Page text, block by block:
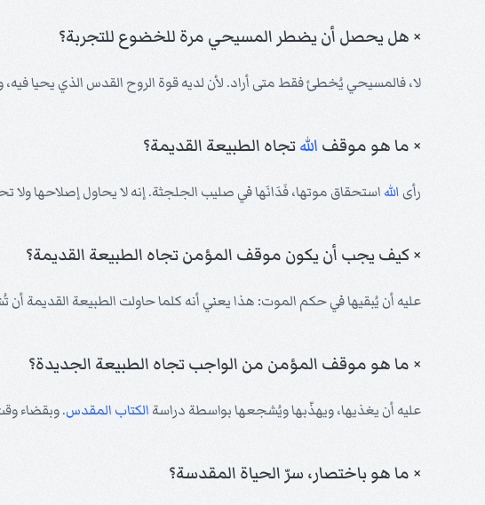
× هل يحصل أن يضطر المسيحي مرة للخضوع للتجربة؟
لا، فالمسيحي يُخطئ فقط متى أراد. لأن لديه قوة الروح القدس الذي يحيا
× ما هو موقف اللهتجاه الطبيعة القديمة؟
رأى الله استحقاق موتها، فَدَانَها في صليب الجلجثة. إنه لا يحاول إصلاحها ولا
× كيف يجب أن يكون موقف المؤمن تجاه الطبيعة القديمة؟
عليه أن يُبقيها في حكم الموت: هذا يعني أنه كلما حاولت الطبيعة القديمة
× ما هو موقف المؤمن من الواجب تجاه الطبيعة الجديدة؟
عليه أن يغذيها، ويهذّبها ويُشجعها بواسطة دراسة الكتاب المقدس. وبقضاء
× ما هو باختصار، سرّ الحياة المقدسة؟